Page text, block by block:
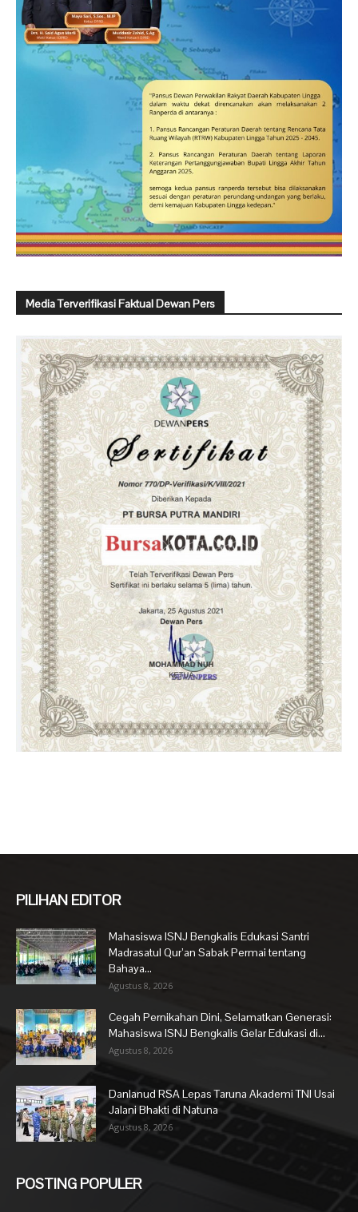
Media Terverifikasi Faktual Dewan Pers
PILIHAN EDITOR
Mahasiswa ISNJ Bengkalis Edukasi Santri
Madrasatul Qur’an Sabak Permai tentang
Bahaya...
Agustus 8, 2026
Cegah Pernikahan Dini, Selamatkan Generasi:
Mahasiswa ISNJ Bengkalis Gelar Edukasi di...
Agustus 8, 2026
Danlanud RSA Lepas Taruna Akademi TNI Usai
Jalani Bhakti di Natuna
Agustus 8, 2026
POSTING POPULER